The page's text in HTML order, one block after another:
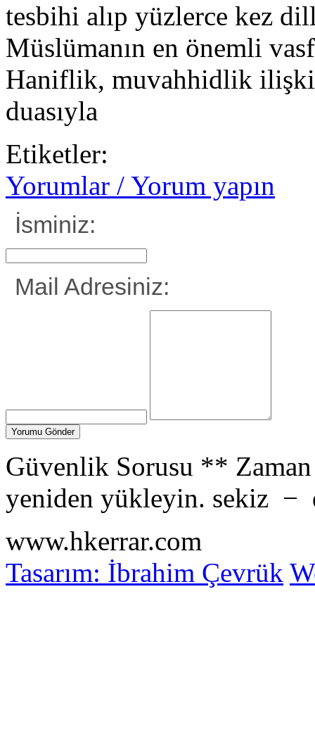
tesbihi alıp yüzlerce kez
Müslümanın en önemli
Haniflik, muvahhidlik
duasıyla
Etiketler:
Yorumlar / Yorum yapın
İsminiz:
Mail Adresiniz:
Güvenlik Sorusu **
yeniden yükleyin. sekiz −
www.hkerrar.com
Tasarım: İbrahim Çevrük